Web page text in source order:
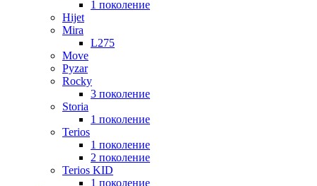
1 поколение
Hijet
Mira
L275
Move
Pyzar
Rocky
3 поколение
Storia
1 поколение
Terios
1 поколение
2 поколение
Terios KID
1 поколение